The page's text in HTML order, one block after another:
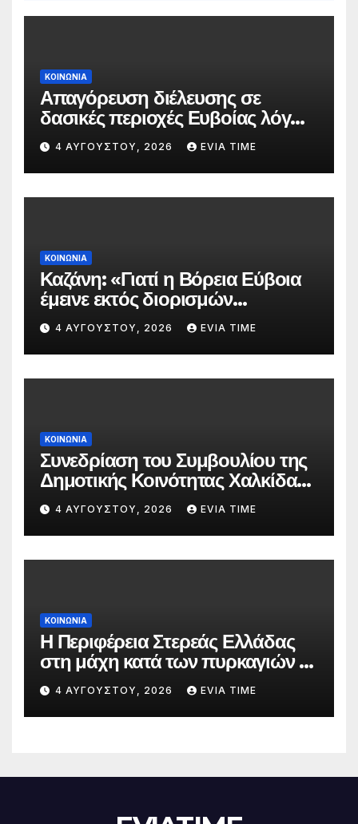
ΚΟΙΝΩΝΙΑ
Απαγόρευση διέλευσης σε
δασικές περιοχές Ευβοίας λόγω
πολύ υψηλού κινδύνου
πυρκαγιάς
4 ΑΥΓΟΎΣΤΟΥ, 2026 EVIA TIME
ΚΟΙΝΩΝΙΑ
Καζάνη: «Γιατί η Βόρεια Εύβοια
έμεινε εκτός διορισμών
δασκάλων;»
4 ΑΥΓΟΎΣΤΟΥ, 2026 EVIA TIME
ΚΟΙΝΩΝΙΑ
Συνεδρίαση του Συμβουλίου της
Δημοτικής Κοινότητας Χαλκίδας
την 5 Αυγούστου
4 ΑΥΓΟΎΣΤΟΥ, 2026 EVIA TIME
ΚΟΙΝΩΝΙΑ
Η Περιφέρεια Στερεάς Ελλάδας
στη μάχη κατά των πυρκαγιών –
Δράσεις και στήριξη σε πέντε
περιφερειακές ενότητες
4 ΑΥΓΟΎΣΤΟΥ, 2026 EVIA TIME